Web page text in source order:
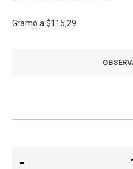
Gramo a $115,29